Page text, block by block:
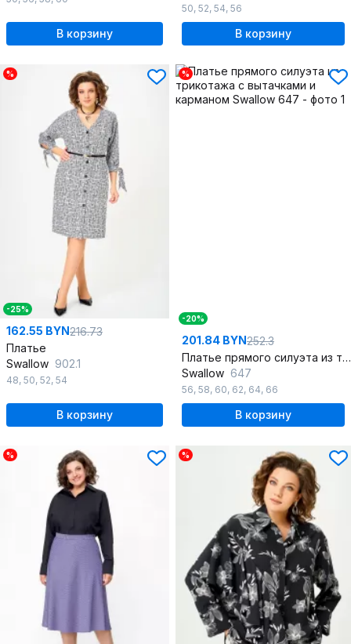
В корзину
50, 52, 54, 56
В корзину
%
-25%
162.55 BYN216.73
Платье
Swallow 902.1
48, 50, 52, 54
В корзину
%
-20%
201.84 BYN252.3
Платье прямого силуэта из трикотажа с вытачками и карманом
Swallow 647
56, 58, 60, 62, 64, 66
В корзину
% %